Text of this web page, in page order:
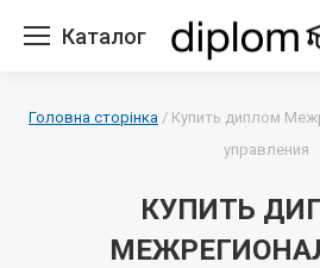
Каталог
Головна сторінка / Купить диплом
управления
КУПИТЬ